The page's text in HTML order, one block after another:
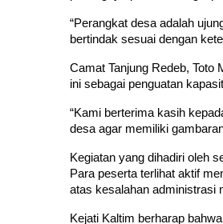
“Perangkat desa adalah
bertindak sesuai dengan
Camat Tanjung Redeb, Toto
ini sebagai penguatan
“Kami berterima kasih
desa agar memiliki
Kegiatan yang dihadiri oleh
Para peserta terlihat aktif
atas kesalahan administrasi
Kejati Kaltim berharap